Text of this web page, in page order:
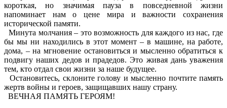
короткая, но значимая пауза в повседневной жизни
напоминает нам о цене мира и важности сохранения
исторической памяти.
Минута молчания – это возможность для каждого из нас, где
бы мы ни находились в этот момент – в машине, на работе,
дома, – на мгновение остановиться и мысленно обратиться к
подвигу наших дедов и прадедов. Это живая дань уважения
тем, кто отдал свои жизни за наше будущее.
Остановитесь, склоните голову и мысленно почтите память
жертв войны и героев, защищавших нашу страну.
ВЕЧНАЯ ПАМЯТЬ ГЕРОЯМ!